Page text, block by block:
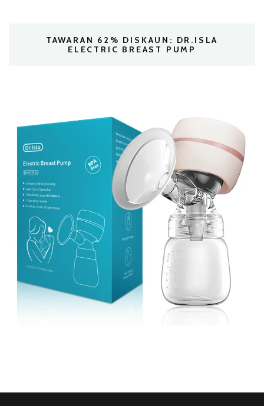
TAWARAN 62% DISKAUN: DR.ISLA
ELECTRIC BREAST PUMP